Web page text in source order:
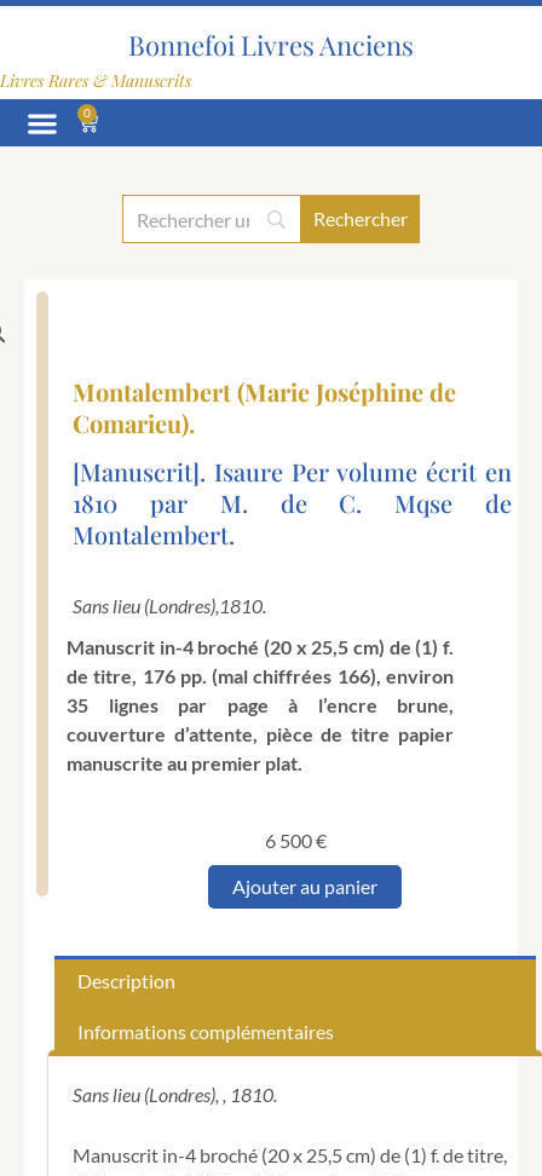
Aller
Bonnefoi Livres Anciens
Livres Rares & Manuscrits
0
Panier
Montalembert (Marie Joséphine de
Comarieu).
[Manuscrit]. Isaure Per volume écrit en
1810 par M. de C. Mqse de
Montalembert.
Sans lieu (Londres),1810.
Manuscrit in-4 broché (20 x 25,5 cm) de (1) f.
de titre, 176 pp. (mal chiffrées 166), environ
35 lignes par page à l’encre brune,
couverture d’attente, pièce de titre papier
manuscrite au premier plat.
6 500€
quantité
Comarieu).
[Manuscrit].
Per
en
Ajouter au panier
Description
Informations complémentaires
Sans lieu (Londres), , 1810.
Manuscrit in-4 broché (20 x 25,5 cm) de (1) f. de titre,